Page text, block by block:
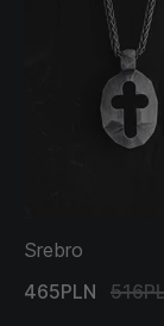
Srebro
465PLN